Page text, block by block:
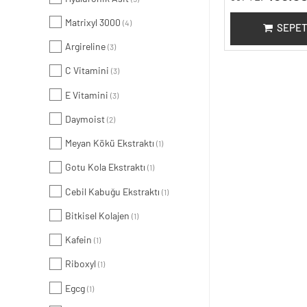
Matrixyl 3000 (4)
Argireline (3)
C Vitamini (3)
E Vitamini (3)
Daymoist (2)
Meyan Kökü Ekstraktı (1)
Gotu Kola Ekstraktı (1)
Cebil Kabuğu Ekstraktı (1)
Bitkisel Kolajen (1)
Kafein (1)
Riboxyl (1)
Egcg (1)